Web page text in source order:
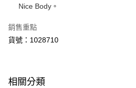
全家取貨付款
每筆NT$80，滿NT$1,500(含以上)免運費
Nice Body。
銷售重點
貨號：1028710
相關分類